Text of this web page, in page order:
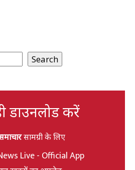
Search
डाउनलोड करें
सामग्री के लिए
Live - Official App